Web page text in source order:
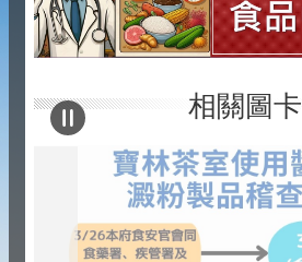
相關圖卡